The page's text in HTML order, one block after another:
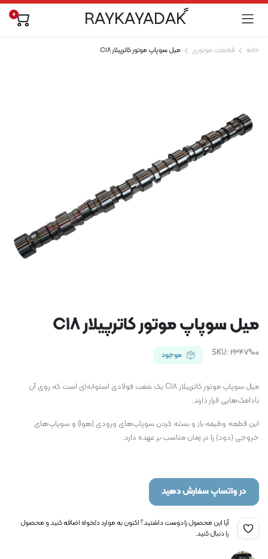
ًRAYKAYADAK 0
خانه قطعات موتوری میل سوپاپ موتور کاترپیلار C18
میل سوپاپ موتور کاترپیلار C18
SKU: 2347900 موجود
میل سوپاپ موتور کاترپیلار C18 یک شفت فولادی استوانه‌ای است که روی آن
بادامک‌هایی قرار دارند.
این قطعه وظیفه باز و بسته کردن سوپاپ‌های ورودی (هوا) و سوپاپ‌های
خروجی (دود) را در زمان مناسب بر عهده دارد.
در واتساپ سفارش دهید
آیا این محصول را دوست داشتید؟ اکنون به موارد دلخواه اضافه کنید و محصول
را دنبال کنید.